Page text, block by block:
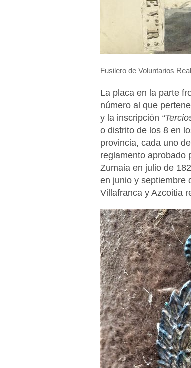
Fusilero de Voluntarios
La placa en la parte
número al que
y la inscripción
o distrito de los 8 en
provincia, cada uno
reglamento aprobado
Zumaia en julio de
en junio y septiembre
Villafranca y Azcoitia